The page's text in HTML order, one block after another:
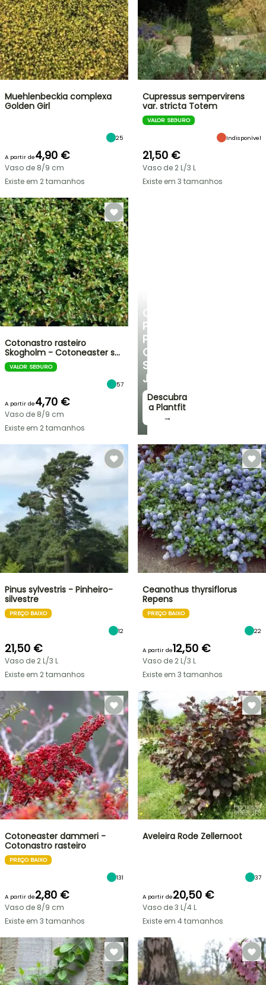
CONSELHOS
PERSONALIZADOS
PARA
O
SEU
JARDIM
Descubra
a Plantfit
→
Muehlenbeckia complexa
Golden Girl
25
A partir de4,90 €
Vaso de 8/9 cm
Existe em 2 tamanhos
Cupressus sempervirens
var. stricta Totem
VALOR SEGURO
Indisponível
21,50 €
Vaso de 2 L/3 L
Existe em 3 tamanhos
Cotonastro rasteiro
Skogholm - Cotoneaster s…
VALOR SEGURO
57
A partir de4,70 €
Vaso de 8/9 cm
Existe em 2 tamanhos
Pinus sylvestris - Pinheiro-
silvestre
PREÇO BAIXO
12
21,50 €
Vaso de 2 L/3 L
Existe em 2 tamanhos
Ceanothus thyrsiflorus
Repens
PREÇO BAIXO
22
A partir de12,50 €
Vaso de 2 L/3 L
Existe em 3 tamanhos
Cotoneaster dammeri -
Cotonastro rasteiro
PREÇO BAIXO
131
A partir de2,80 €
Vaso de 8/9 cm
Existe em 3 tamanhos
Aveleira Rode Zellernoot
37
A partir de20,50 €
Vaso de 3 L/4 L
Existe em 4 tamanhos